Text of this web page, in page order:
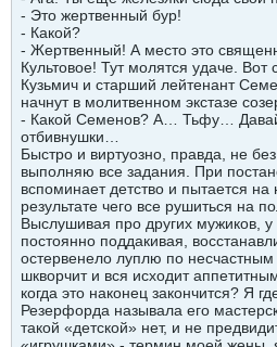
- Это жертвенный бур!
- Какой?
- Жертвенный! А место это
Культовое! Тут молятся удаче. Вот
Кузьмич и старший лейтенант
начнут в молитвенном экстазе
- Какой Семенов? А… Тьфу…
отбивнушки…
Быстро и виртуозно, правда, не
выполняю все задания. При
вспоминает детство и пытается на
результате чего все рушиться на
Выслушивая про других мужиков,
постоянно поддакивая,
остервенело луплю по
шкворчит и вся исходит
когда это наконец закончится? Я
Резерфорда называла его
такой «детской» нет, и не